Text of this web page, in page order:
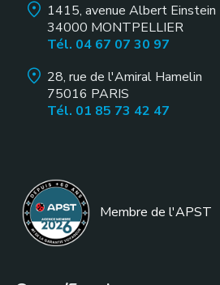
1415, avenue Albert Einstein
34000 MONTPELLIER
Tél. 04 67 07 30 97
28, rue de l'Amiral Hamelin
75016 PARIS
Tél. 01 85 73 42 47
Membre de l'APST